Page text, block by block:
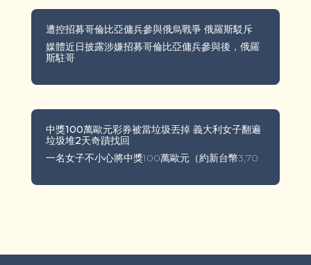
遭控招募哥倫比亞傭兵參與俄烏戰爭 俄羅斯駁斥
媒體近日披露涉嫌招募哥倫比亞傭兵參與後，俄羅
斯駐哥
中獎100萬歐元彩券被當垃圾丟掉 義大利女子翻遍
垃圾堆2天奇蹟找回
一名女子不小心將中獎100萬歐元（約新台幣3,70